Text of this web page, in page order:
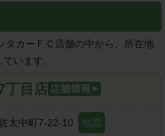
タカーＦＣ店舗の中から、所在地
います。
丁目店
太中町7-22-10 地図